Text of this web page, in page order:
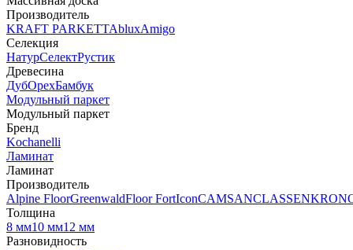
Производитель
KRAFT PARKETTAbluxAmigo
Селекция
НатурСелектРустик
Древесина
ДубОрехБамбук
Модульный паркет
Модульный паркет
Бренд
Kochanelli
Ламинат
Ламинат
Производитель
Alpine FloorGreenwaldFloor FortIconCAMSANCLASSEN
Толщина
8 мм10 мм12 мм
Разновидность